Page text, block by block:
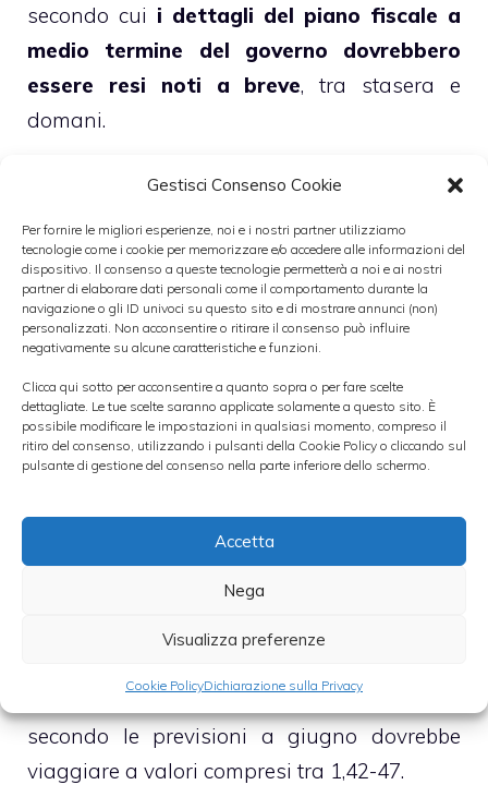
Gestisci Consenso Cookie
Per fornire le migliori esperienze, noi e i nostri partner utilizziamo
tecnologie come i cookie per memorizzare e/o accedere alle informazioni del
dispositivo. Il consenso a queste tecnologie permetterà a noi e ai nostri
partner di elaborare dati personali come il comportamento durante la
navigazione o gli ID univoci su questo sito e di mostrare annunci (non)
personalizzati. Non acconsentire o ritirare il consenso può influire
negativamente su alcune caratteristiche e funzioni.
Clicca qui sotto per acconsentire a quanto sopra o per fare scelte
dettagliate. Le tue scelte saranno applicate solamente a questo sito. È
possibile modificare le impostazioni in qualsiasi momento, compreso il
ritiro del consenso, utilizzando i pulsanti della Cookie Policy o cliccando sul
pulsante di gestione del consenso nella parte inferiore dello schermo.
Accetta
Nega
Visualizza preferenze
Cookie PolicyDichiarazione sulla Privacy
secondo cui i dettagli del piano fiscale a
medio termine del governo dovrebbero
essere resi noti a breve, tra stasera e
domani.
Il giornale tedesco Faz, invece, ritiene che il
Fondo monetario internazionale non
pagherà la sua quinta tranche di aiuti alla
Grecia, pur confermando la sua
partecipazione al nuovo programma.
Più in generale, tuttavia, gli analisti
ristrutturazione del debito greco e, più in
generale, quelle inerenti alla
, motivo per il quale diventa sempre
nuovo rialzo dell’euro
secondo le previsioni a giugno dovrebbe
viaggiare a valori compresi tra 1,42-47.